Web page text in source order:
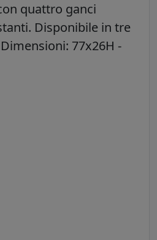
quattro ganci
Disponibile in tre
77x26H -